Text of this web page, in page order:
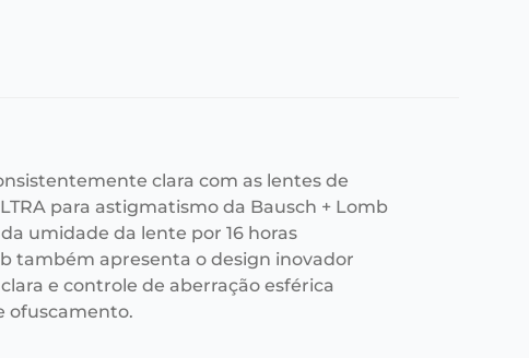
clara com as lentes de
para astigmatismo da Bausch + Lomb
umidade da lente por 16 horas
também apresenta o design inovador
e controle de aberração esférica
ofuscamento.